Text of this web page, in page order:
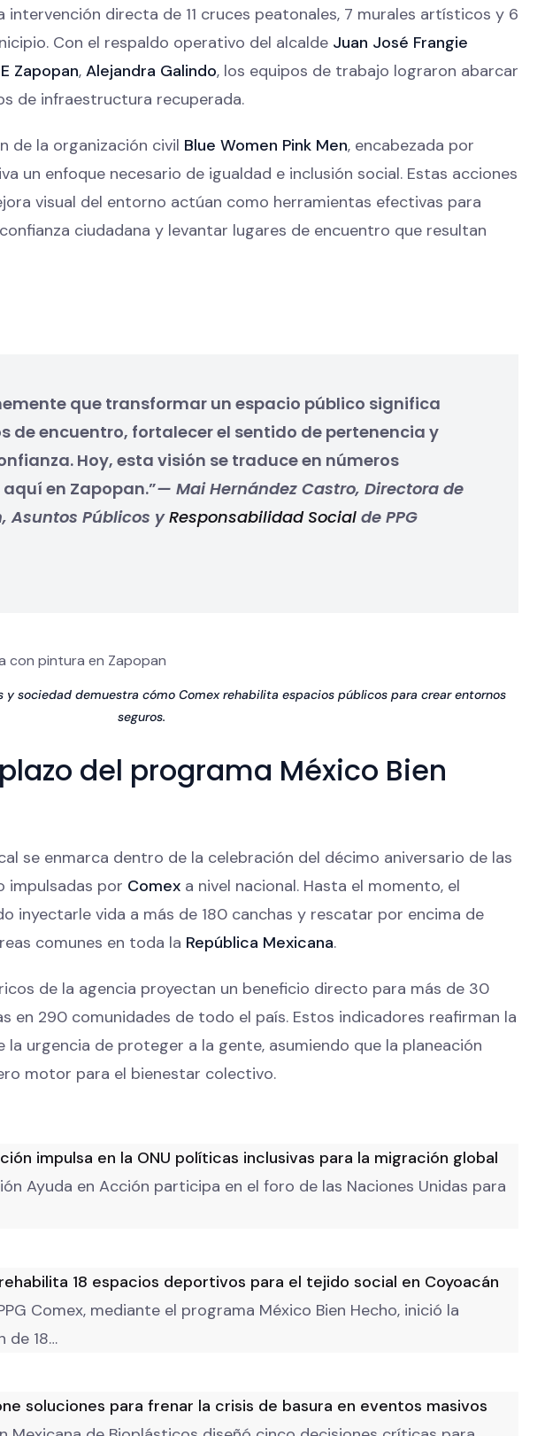
directa de 11 cruces peatonales, 7 murales artísticos y 6
Con el respaldo operativo del alcalde Juan José Frangie
Zapopan, Alejandra Galindo, los equipos de trabajo lograron abarcar
de infraestructura recuperada.
de la organización civil Blue Women Pink Men, encabezada por
un enfoque necesario de igualdad e inclusión social. Estas acciones
visual del entorno actúan como herramientas efectivas para
ciudadana y levantar lugares de encuentro que resultan
que transformar un espacio público significa
de encuentro, fortalecer el sentido de pertenencia y
Hoy, esta visión se traduce en números
en Zapopan.”— Mai Hernández Castro, Directora de
Asuntos Públicos yResponsabilidad Social de PPG
sociedad demuestra cómo Comex rehabilita espacios públicos para crear entornos
seguros.
del programa México Bien
se enmarca dentro de la celebración del décimo aniversario de las
impulsadas por Comex a nivel nacional. Hasta el momento, el
inyectarle vida a más de 180 canchas y rescatar por encima de
comunes en toda la República Mexicana.
de la agencia proyectan un beneficio directo para más de 30
en 290 comunidades de todo el país. Estos indicadores reafirman la
la urgencia de proteger a la gente, asumiendo que la planeación
motor para el bienestar colectivo.
impulsa en la ONU políticas inclusivas para la migración global
Ayuda en Acción participa en el foro de las Naciones Unidas para
18 espacios deportivos para el tejido social en Coyoacán
Comex, mediante el programa México Bien Hecho, inició la
de 18…
soluciones para frenar la crisis de basura en eventos masivos